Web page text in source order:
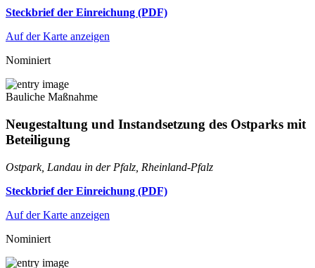
Steckbrief der Einreichung (PDF)
Auf der Karte anzeigen
Nominiert
Bauliche Maßnahme
Neugestaltung und Instandsetzung des Ostparks mit
Beteiligung
Ostpark, Landau in der Pfalz, Rheinland-Pfalz
Steckbrief der Einreichung (PDF)
Auf der Karte anzeigen
Nominiert